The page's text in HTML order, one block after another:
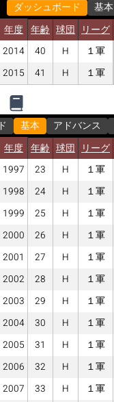
ダッシュボード 基本
年度 年齢 球団 リーグ
2014
40 H
１軍
2015
41 H １軍
基本 アドバンス
年度 年齢 球団 リーグ
1997
23 H １軍
1998
24 H １軍
1999
25 H １軍
2000
26 H １軍
2001
27 H １軍
2002
28 H １軍
2003
29 H １軍
2004
30 H １軍
2005
31 H １軍
2006
32 H １軍
2007
33 H １軍